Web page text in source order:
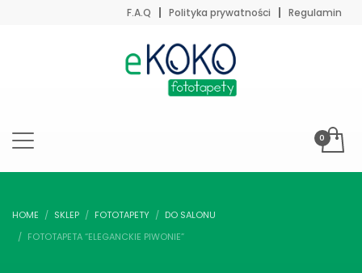
F.A.Q Polityka prywatności Regulamin
HOME SKLEP FOTOTAPETY
DO SALONU
FOTOTAPETA “ELEGANCKIE PIWONIE”